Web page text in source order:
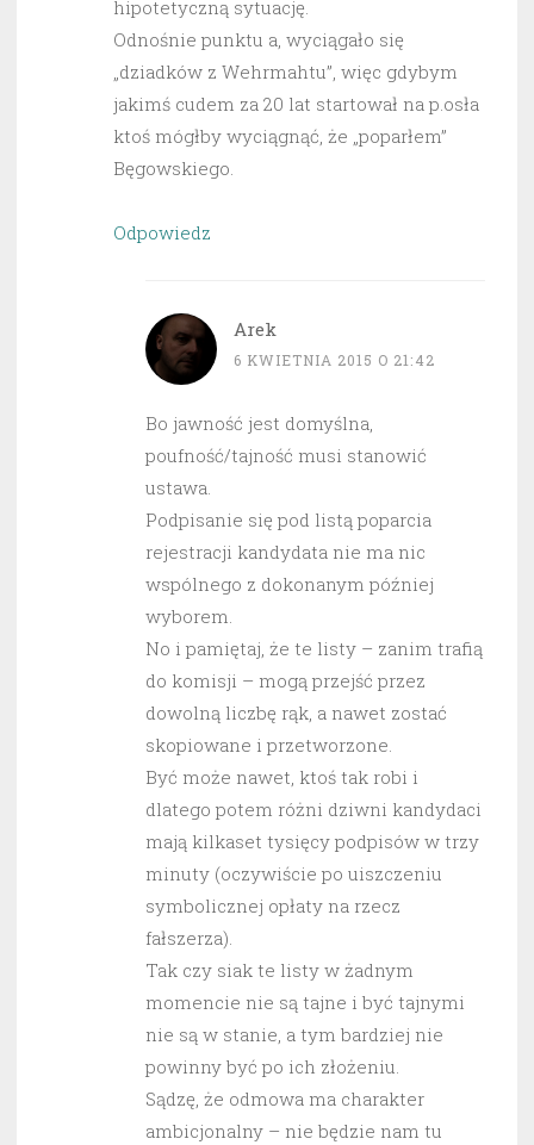
hipotetyczną sytuację.
Odnośnie punktu a, wyciągało się
„dziadków z Wehrmahtu”, więc gdybym
jakimś cudem za 20 lat startował na p.osła
ktoś mógłby wyciągnąć, że „poparłem”
Bęgowskiego.
Odpowiedz
Arek
6 KWIETNIA 2015 O 21:42
Bo jawność jest domyślna,
poufność/tajność musi stanowić
ustawa.
Podpisanie się pod listą poparcia
rejestracji kandydata nie ma nic
wspólnego z dokonanym później
wyborem.
No i pamiętaj, że te listy – zanim trafią
do komisji – mogą przejść przez
dowolną liczbę rąk, a nawet zostać
skopiowane i przetworzone.
Być może nawet, ktoś tak robi i
dlatego potem różni dziwni kandydaci
mają kilkaset tysięcy podpisów w trzy
minuty (oczywiście po uiszczeniu
symbolicznej opłaty na rzecz
fałszerza).
Tak czy siak te listy w żadnym
momencie nie są tajne i być tajnymi
nie są w stanie, a tym bardziej nie
powinny być po ich złożeniu.
Sądzę, że odmowa ma charakter
ambicjonalny – nie będzie nam tu